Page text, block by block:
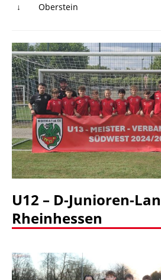
↓
Oberstein
U12 – D-Junioren-
Rheinhessen